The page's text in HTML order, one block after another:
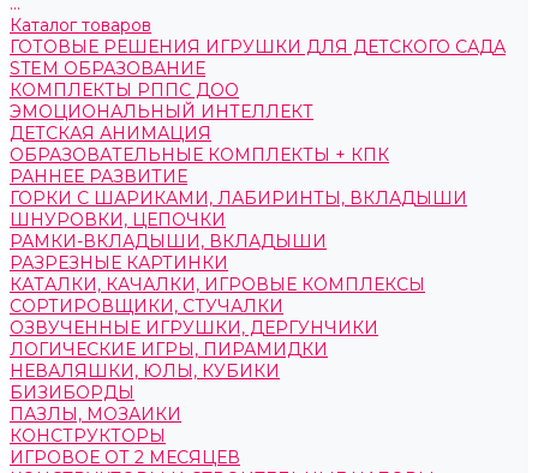
Каталог товаров
ГОТОВЫЕ РЕШЕНИЯ ИГРУШКИ ДЛЯ ДЕТСКОГО САДА
STEM ОБРАЗОВАНИЕ
КОМПЛЕКТЫ РППС ДОО
ЭМОЦИОНАЛЬНЫЙ ИНТЕЛЛЕКТ
ДЕТСКАЯ АНИМАЦИЯ
ОБРАЗОВАТЕЛЬНЫЕ КОМПЛЕКТЫ + КПК
РАННЕЕ РАЗВИТИЕ
ГОРКИ С ШАРИКАМИ, ЛАБИРИНТЫ, ВКЛАДЫШИ
ШНУРОВКИ, ЦЕПОЧКИ
РАМКИ-ВКЛАДЫШИ, ВКЛАДЫШИ
РАЗРЕЗНЫЕ КАРТИНКИ
КАТАЛКИ, КАЧАЛКИ, ИГРОВЫЕ КОМПЛЕКСЫ
СОРТИРОВЩИКИ, СТУЧАЛКИ
ОЗВУЧЕННЫЕ ИГРУШКИ, ДЕРГУНЧИКИ
ЛОГИЧЕСКИЕ ИГРЫ, ПИРАМИДКИ
НЕВАЛЯШКИ, ЮЛЫ, КУБИКИ
БИЗИБОРДЫ
ПАЗЛЫ, МОЗАИКИ
КОНСТРУКТОРЫ
ИГРОВОЕ ОТ 2 МЕСЯЦЕВ